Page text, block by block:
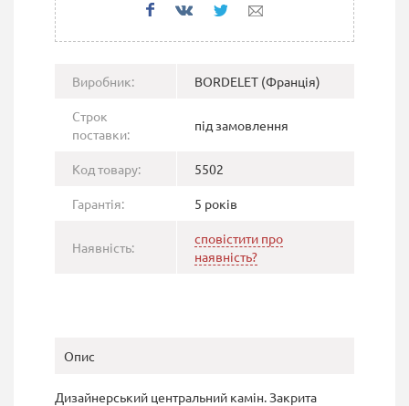
Виробник: BORDELET (Франція)
Строк
поставки:
під замовлення
Код товару: 5502
Гарантія: 5 років
Наявність:
сповістити про
наявність?
Опис
Дизайнерський центральний камін.Закрита